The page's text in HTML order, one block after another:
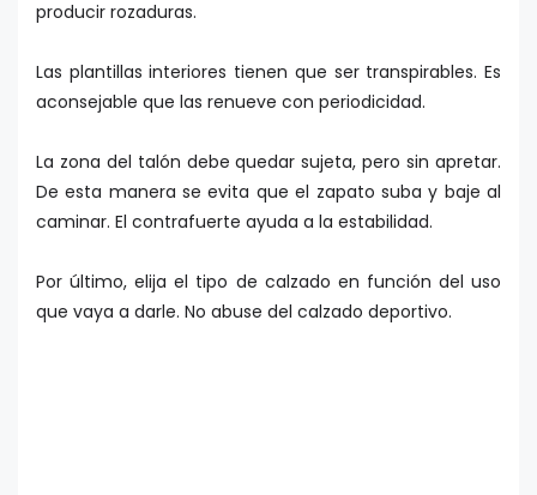
producir rozaduras.
Las plantillas interiores tienen que ser transpirables. Es
aconsejable que las renueve con periodicidad.
La zona del talón debe quedar sujeta, pero sin apretar.
De esta manera se evita que el zapato suba y baje al
caminar. El contrafuerte ayuda a la estabilidad.
Por último, elija el tipo de calzado en función del uso
que vaya a darle. No abuse del calzado deportivo.